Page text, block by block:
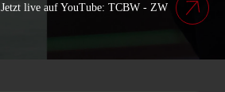
Jetzt live auf YouTube: TCBW - ZW